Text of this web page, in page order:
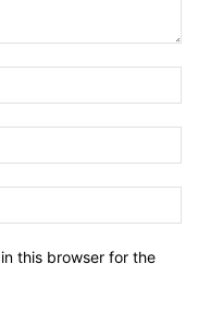
this browser for the